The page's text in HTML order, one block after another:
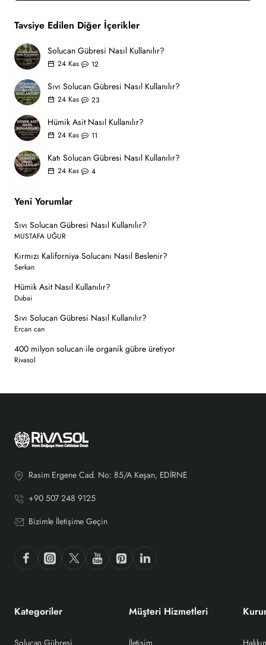
Tavsiye Edilen Diğer İçerikler
Solucan Gübresi Nasıl Kullanılır?
24 Kas 12
Sıvı Solucan Gübresi Nasıl Kullanılır?
24 Kas 23
Hümik Asit Nasıl Kullanılır?
24 Kas 11
Katı Solucan Gübresi Nasıl Kullanılır?
24 Kas 4
Yeni Yorumlar
Sıvı Solucan Gübresi Nasıl Kullanılır?
MUSTAFA UĞUR
Kırmızı Kaliforniya Solucanı Nasıl Beslenir?
Serkan
Hümik Asit Nasıl Kullanılır?
Dubai
Sıvı Solucan Gübresi Nasıl Kullanılır?
Ercan can
400 milyon solucan ile organik gübre üretiyor
Rivasol
Rasim Ergene Cad. No: 85/A Keşan, EDİRNE
+90 507 248 9125
Bizimle İletişime Geçin
Kategoriler Müşteri Hizmetleri